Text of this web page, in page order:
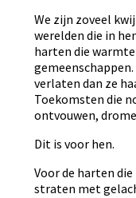
We zijn zoveel
werelden die in
harten die
verlaten dan ze
Toekomsten die
ontvouwen,
Dit is voor hen.
Voor de harten
straten met